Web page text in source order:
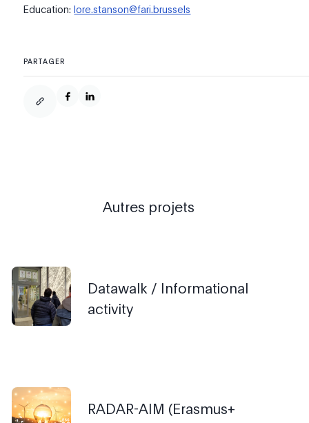
Education:lore.stanson@fari.brussels
PARTAGER
Autres projets
Datawalk / Informational
activity
RADAR-AIM (Erasmus+